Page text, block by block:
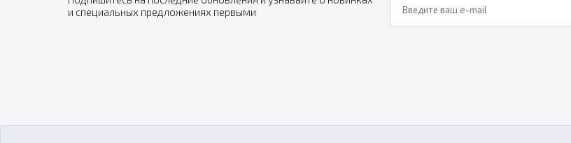
и специальных предложениях первыми